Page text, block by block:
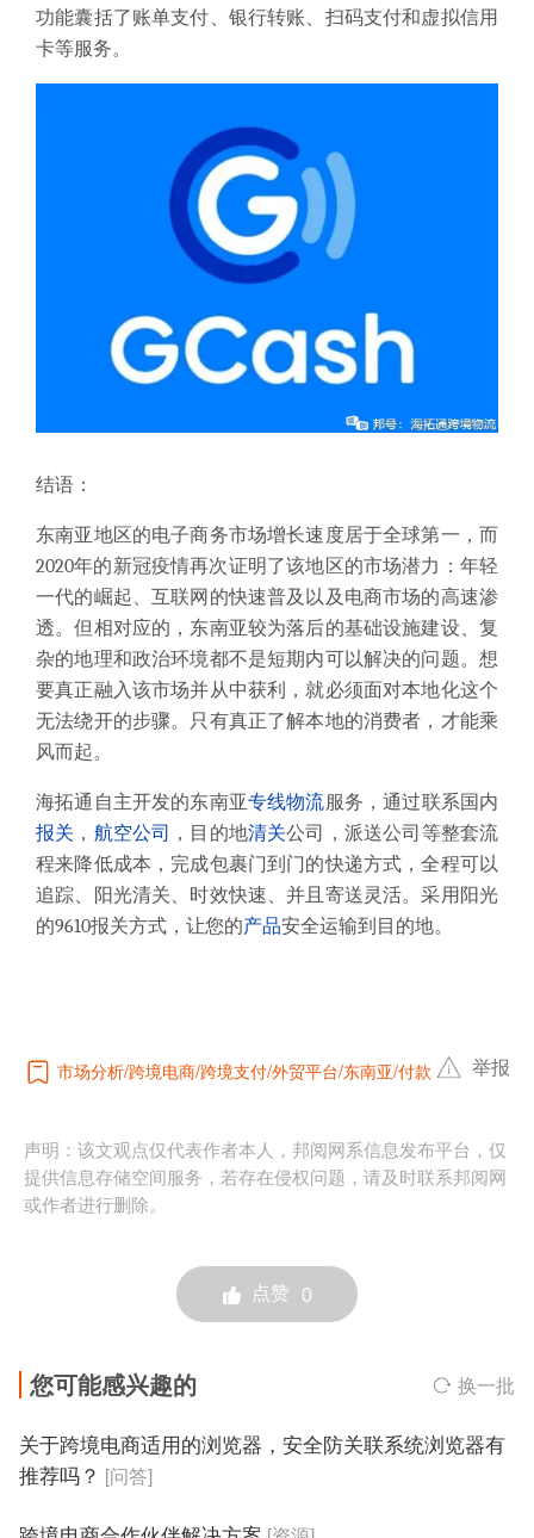
功能囊括了账单支付、银行转账、扫码支付和虚拟信用
卡等服务。
结语：
东南亚地区的电子商务市场增长速度居于全球第一，而
2020年的新冠疫情再次证明了该地区的市场潜力：年轻
一代的崛起、互联网的快速普及以及电商市场的高速渗
透。但相对应的，东南亚较为落后的基础设施建设、复
杂的地理和政治环境都不是短期内可以解决的问题。想
要真正融入该市场并从中获利，就必须面对本地化这个
无法绕开的步骤。只有真正了解本地的消费者，才能乘
风而起。
海拓通自主开发的东南亚专线物流服务，通过联系国内
报关 ， 航空公司 ，目的地清关公司，派送公司等整套流
程来降低成本，完成包裹门到门的快递方式，全程可以
追踪、阳光清关、时效快速、并且寄送灵活。采用阳光
的9610报关方式，让您的产品安全运输到目的地。
市场分析 跨境电商 跨境支付 外贸平台 东南亚 付款 举报
声明：该文观点仅代表作者本人，邦阅网系信息发布平台，仅
提供信息存储空间服务，若存在侵权问题，请及时联系邦阅网
或作者进行删除。
点赞 0
您可能感兴趣的 换一批
关于跨境电商适用的浏览器，安全防关联系统浏览器有
推荐吗？ [问答]